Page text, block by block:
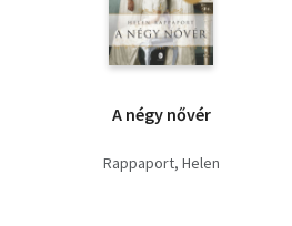
A négy nővér
Rappaport, Helen